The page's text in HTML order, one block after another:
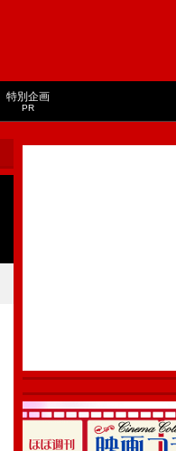
特別企画
PR